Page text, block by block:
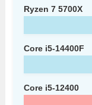
Ryzen 7 5700X
Core i5-14400F
Core i5-12400